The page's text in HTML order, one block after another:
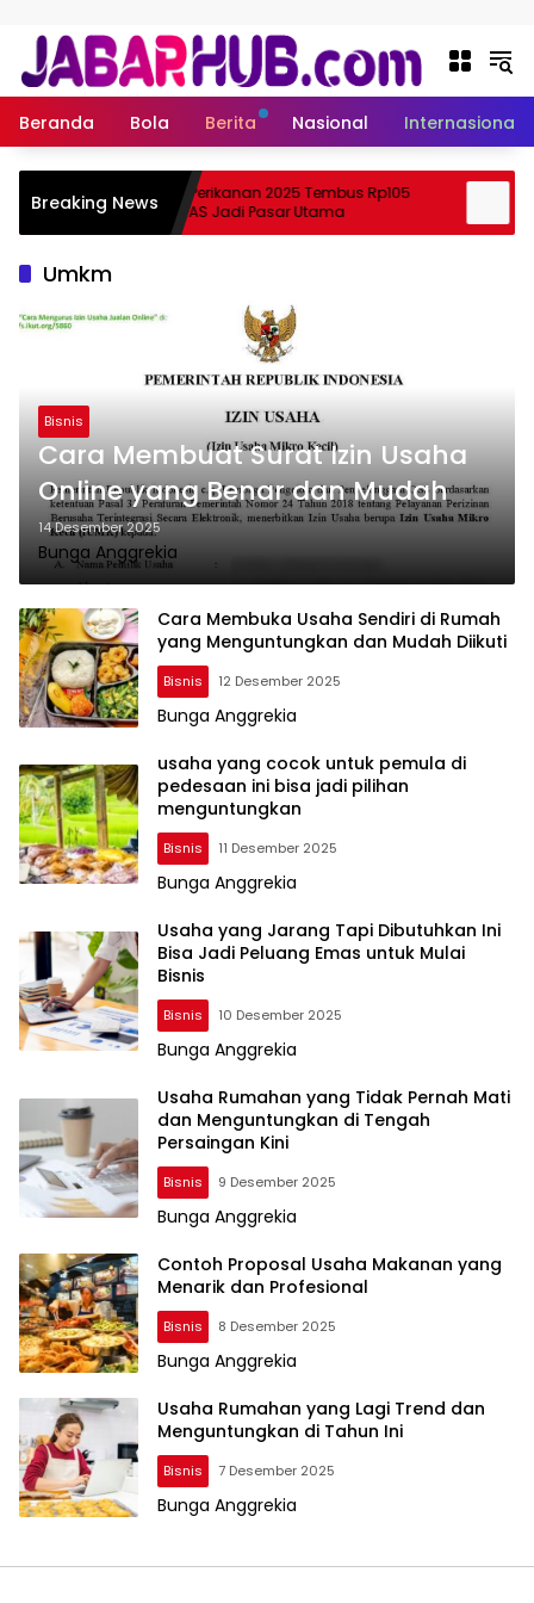
Beranda Bola Berita Nasional Internasional
Breaking NewsEkspor Perikanan 2025 Tembus Rp105
Triliun, AS Jadi Pasar Utama
Umkm
Bisnis
Cara Membuat Surat Izin Usaha
Online yang Benar dan Mudah
14 Desember 2025
Bunga Anggrekia
Cara Membuka Usaha Sendiri di Rumah
yang Menguntungkan dan Mudah Diikuti
Bisnis 12 Desember 2025
Bunga Anggrekia
usaha yang cocok untuk pemula di
pedesaan ini bisa jadi pilihan
menguntungkan
Bisnis 11 Desember 2025
Bunga Anggrekia
Usaha yang Jarang Tapi Dibutuhkan Ini
Bisa Jadi Peluang Emas untuk Mulai
Bisnis
Bisnis 10 Desember 2025
Bunga Anggrekia
Usaha Rumahan yang Tidak Pernah Mati
dan Menguntungkan di Tengah
Persaingan Kini
Bisnis 9 Desember 2025
Bunga Anggrekia
Contoh Proposal Usaha Makanan yang
Menarik dan Profesional
Bisnis 8 Desember 2025
Bunga Anggrekia
Usaha Rumahan yang Lagi Trend dan
Menguntungkan di Tahun Ini
Bisnis 7 Desember 2025
Bunga Anggrekia